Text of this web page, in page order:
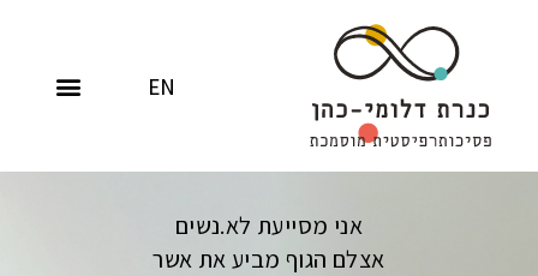
EN
אני מסייעת לא.נשים
אצלם הגוף מביע את אשר